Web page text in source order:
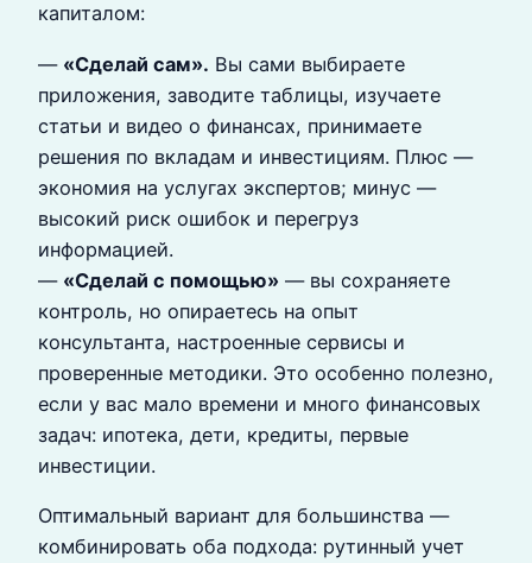
капиталом:
— «Сделай сам». Вы сами выбираете
приложения, заводите таблицы, изучаете
статьи и видео о финансах, принимаете
решения по вкладам и инвестициям. Плюс —
экономия на услугах экспертов; минус —
высокий риск ошибок и перегруз
информацией.
— «Сделай с помощью» — вы сохраняете
контроль, но опираетесь на опыт
консультанта, настроенные сервисы и
проверенные методики. Это особенно полезно,
если у вас мало времени и много финансовых
задач: ипотека, дети, кредиты, первые
инвестиции.
Оптимальный вариант для большинства —
комбинировать оба подхода: рутинный учет